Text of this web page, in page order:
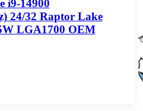
i9-14900
24/32 Raptor Lake
LGA1700 OEM